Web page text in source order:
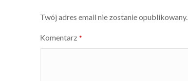
Twój adres email nie zostanie opublikowany.
Komentarz *